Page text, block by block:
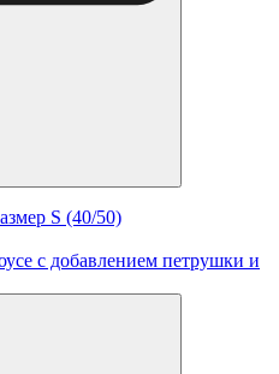
S (40/50)
с добавлением петрушки и